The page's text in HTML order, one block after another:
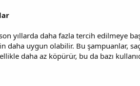
yıllarda daha fazla tercih edilmeye
daha uygun olabilir. Bu şampuanlar,
daha az köpürür, bu da bazı